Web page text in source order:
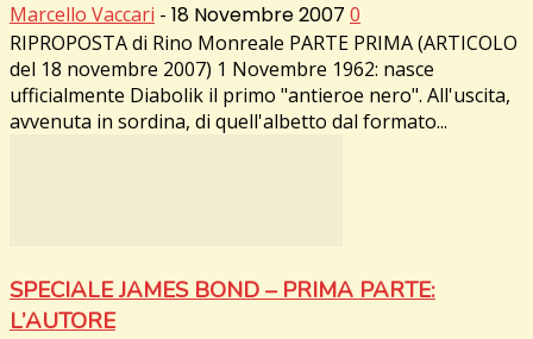
Marcello Vaccari - 18 Novembre 2007 0
RIPROPOSTA di Rino Monreale PARTE PRIMA (ARTICOLO
del 18 novembre 2007) 1 Novembre 1962: nasce
ufficialmente Diabolik il primo "antieroe nero". All'uscita,
avvenuta in sordina, di quell'albetto dal formato...
SPECIALE JAMES BOND – PRIMA PARTE:
L’AUTORE